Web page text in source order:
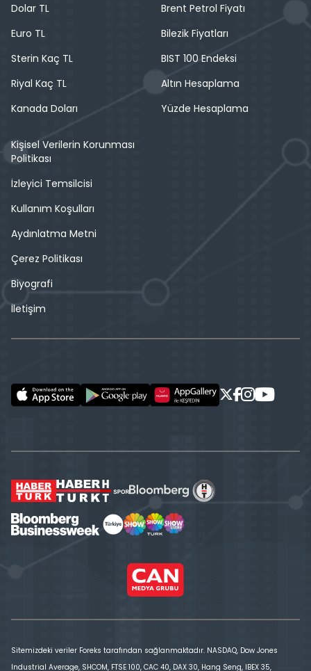
Dolar TL
Euro TL
Sterin Kaç TL
Riyal Kaç TL
Kanada Doları
Brent Petrol Fiyatı
Bilezik Fiyatları
BIST 100 Endeksi
Altın Hesaplama
Yüzde Hesaplama
Kişisel Verilerin Korunması
Politikası
İzleyici Temsilcisi
Kullanım Koşulları
Aydınlatma Metni
Çerez Politikası
Biyografi
İletişim
Sitemizdeki veriler Foreks tarafından sağlanmaktadır. NASDAQ, Dow Jones
Industrial Average, SHCOM, FTSE 100, CAC 40, DAX 30, Hang Seng, IBEX 35,